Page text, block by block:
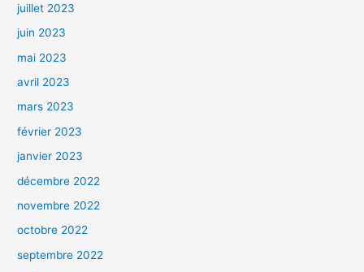
juillet 2023
juin 2023
mai 2023
avril 2023
mars 2023
février 2023
janvier 2023
décembre 2022
novembre 2022
octobre 2022
septembre 2022